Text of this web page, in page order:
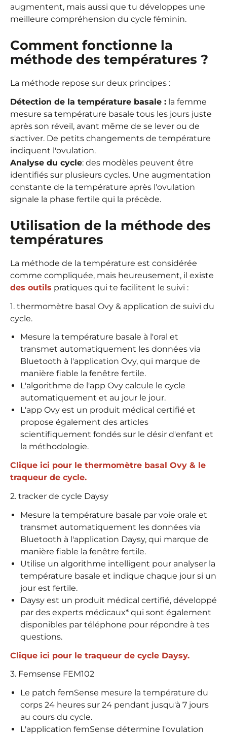
augmentent, mais aussi que tu développes une
meilleure compréhension du cycle féminin.
Comment fonctionne la
méthode des températures ?
La méthode repose sur deux principes :
Détection de la température basale : la femme
mesure sa température basale tous les jours juste
après son réveil, avant même de se lever ou de
s'activer. De petits changements de température
indiquent l'ovulation.
Analyse du cycle: des modèles peuvent être
identifiés sur plusieurs cycles. Une augmentation
constante de la température après l'ovulation
signale la phase fertile qui la précède.
Utilisation de la méthode des
températures
La méthode de la température est considérée
comme compliquée, mais heureusement, il existe
des outils pratiques qui te facilitent le suivi :
1. thermomètre basal Ovy & application de suivi du
cycle.
Mesure la température basale à l'oral et
transmet automatiquement les données via
Bluetooth à l'application Ovy, qui marque de
manière fiable la fenêtre fertile.
L'algorithme de l'app Ovy calcule le cycle
automatiquement et au jour le jour.
L'app Ovy est un produit médical certifié et
propose également des articles
scientifiquement fondés sur le désir d'enfant et
la méthodologie.
Clique ici pour le thermomètre basal Ovy & le
traqueur de cycle.
2. tracker de cycle Daysy
Mesure la température basale par voie orale et
transmet automatiquement les données via
Bluetooth à l'application Daysy, qui marque de
manière fiable la fenêtre fertile.
Utilise un algorithme intelligent pour analyser la
température basale et indique chaque jour si un
jour est fertile.
Daysy est un produit médical certifié, développé
par des experts médicaux* qui sont également
disponibles par téléphone pour répondre à tes
questions.
Clique ici pour le traqueur de cycle Daysy.
3. Femsense FEM102
Le patch femSense mesure la température du
corps 24 heures sur 24 pendant jusqu'à 7 jours
au cours du cycle.
L'application femSense détermine l'ovulation